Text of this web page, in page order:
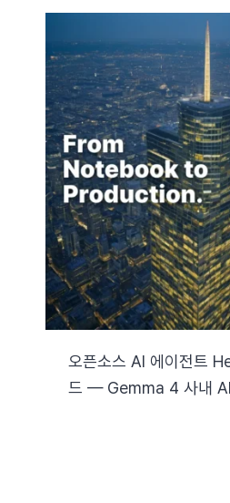
이벤트 & 세미나
블로그
자료실
기술지원
Search
오픈소스 AI 에이전트
드 — Gemma 4 사내